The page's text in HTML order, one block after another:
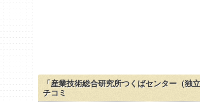
「産業技術総合研究所つくばセンター（独
チコミ